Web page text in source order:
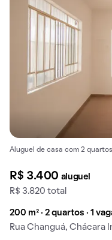
Aluguel de casa com 2
R$ 3.400 aluguel
R$ 3.820 total
200 m² · 2 quartos · 1
Rua Changuá, Chácara